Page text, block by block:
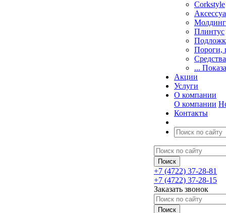
Corkstyle
Молдинг
Плинтус
Пороги,
...
Акции
Услуги
О компании
О компании
Контакты
+7 (4722) 37-28-81
+7 (4722) 37-28-15
Заказать звонок